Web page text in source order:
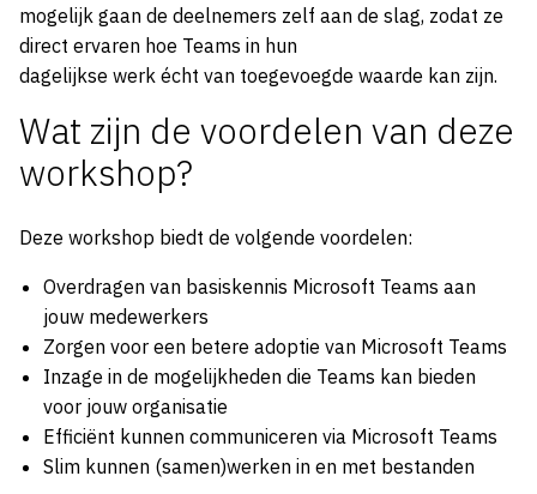
mogelijk gaan de deelnemers zelf aan de slag, zodat ze
direct ervaren hoe Teams in hun
dagelijkse werk écht van toegevoegde waarde kan zijn.
Wat zijn de voordelen van deze
workshop?
Deze workshop biedt de volgende voordelen:
Overdragen van basiskennis Microsoft Teams aan
jouw medewerkers
Zorgen voor een betere adoptie van Microsoft Teams
Inzage in de mogelijkheden die Teams kan bieden
voor jouw organisatie
Efficiënt kunnen communiceren via Microsoft Teams
Slim kunnen (samen)werken in en met bestanden